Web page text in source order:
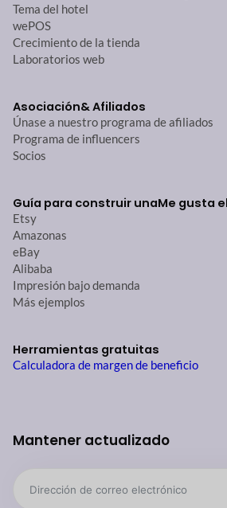
Tema del hotel
wePOS
Crecimiento de la tienda
Laboratorios web
Asociación& Afiliados
Únase a nuestro programa de afiliados
Programa de influencers
Socios
Guía para construir unaMe gusta
Etsy
Amazonas
eBay
Alibaba
Impresión bajo demanda
Más ejemplos
Herramientas gratuitas
Calculadora de margen de beneficio
Mantener actualizado